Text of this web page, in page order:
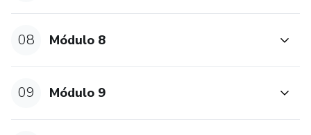
08 Módulo 8
09 Módulo 9